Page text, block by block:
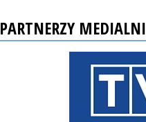
PARTNERZY MEDIALNI